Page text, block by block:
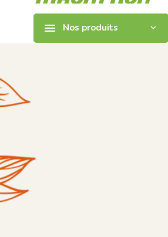
 Nos produits expand_more